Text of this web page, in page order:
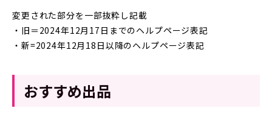
変更された部分を一部抜粋し記載
・旧＝2024年12月17日までのヘルプページ表記
・新=2024年12月18日以降のヘルプページ表記
おすすめ出品